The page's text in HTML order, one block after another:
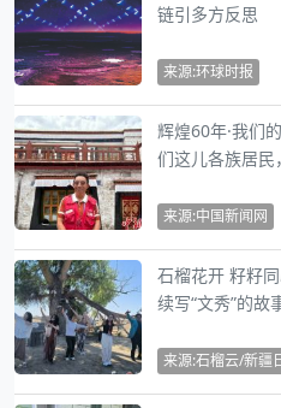
链引多方反思
来源:环球时报
辉煌60年·我们
们这儿各族居民
来源:中国新闻网
石榴花开 籽籽
续写“文秀”的故
来源:石榴云/新疆